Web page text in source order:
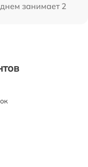
занимает 2